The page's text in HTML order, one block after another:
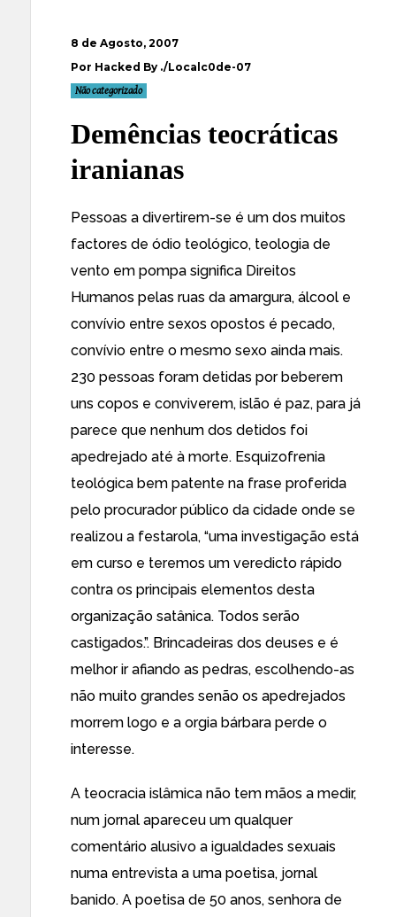
8 de Agosto, 2007
Por Hacked By ./Localc0de-07
Não categorizado
Demências teocráticas
iranianas
Pessoas a divertirem-se é um dos muitos
factores de ódio teológico, teologia de
vento em pompa significa Direitos
Humanos pelas ruas da amargura, álcool e
convívio entre sexos opostos é pecado,
convívio entre o mesmo sexo ainda mais.
230 pessoas foram detidas por beberem
uns copos e conviverem, islão é paz, para já
parece que nenhum dos detidos foi
apedrejado até à morte. Esquizofrenia
teológica bem patente na frase proferida
pelo procurador público da cidade onde se
realizou a festarola, “uma investigação está
em curso e teremos um veredicto rápido
contra os principais elementos desta
organização satânica. Todos serão
castigados.”. Brincadeiras dos deuses e é
melhor ir afiando as pedras, escolhendo-as
não muito grandes senão os apedrejados
morrem logo e a orgia bárbara perde o
interesse.
A teocracia islâmica não tem mãos a medir,
num jornal apareceu um qualquer
comentário alusivo a igualdades sexuais
numa entrevista a uma poetisa, jornal
banido. A poetisa de 50 anos, senhora de